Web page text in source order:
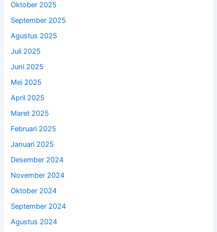
Oktober 2025
September 2025
Agustus 2025
Juli 2025
Juni 2025
Mei 2025
April 2025
Maret 2025
Februari 2025
Januari 2025
Desember 2024
November 2024
Oktober 2024
September 2024
Agustus 2024